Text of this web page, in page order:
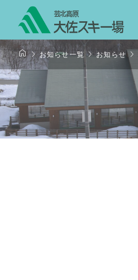
お知らせ一覧お知らせ